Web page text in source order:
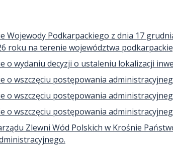
Wojewody Podkarpackiego z dnia 17
roku na terenie województwa
o wydaniu decyzji o ustaleniu lokalizacji
o wszczęciu postępowania
o wszczęciu postępowania
o wszczęciu postępowania
Zlewni Wód Polskich w Krośnie